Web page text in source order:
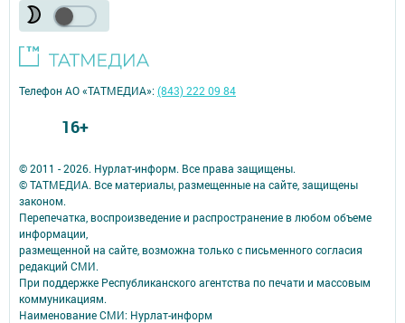
© 2011 - 2026. Нурлат-⁠информ. Все права защищены.
© ТАТМЕДИА. Все материалы, размещенные на сайте, защищены
законом.
Перепечатка, воспроизведение и распространение в любом объеме
информации,
размещенной на сайте, возможна только с письменного согласия
редакций СМИ.
При поддержке Республиканского агентства по печати и массовым
коммуникациям.
Наименование СМИ: Нурлат-⁠информ
Телефон АО «ТАТМЕДИА»:(843) 222 09 84
16+